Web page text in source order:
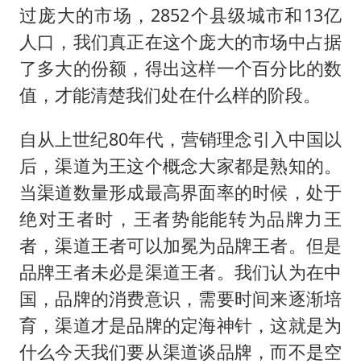
过庞大的市场，2852个县级城市和13亿
人口，我们真正在这个庞大的市场中占据
了多大的份额，得出这样一个百分比的数
值，才能清楚我们处在什么样的阶段。
自从上世纪80年代，营销理念引入中国以
后，渠道为王这个概念大家都是熟知的。
当渠道数量形成最高界面率的时候，处于
绝对王者时，王者势能能转为品牌力王
者，渠道王者可以加冕为品牌王者。但是
品牌王者未必是渠道王者。我们认为在中
国，品牌的消费意识，需要时间来逐渐培
育，渠道才是品牌的定海神针，这就是为
什么今天我们要从渠道谈品牌，而不是空